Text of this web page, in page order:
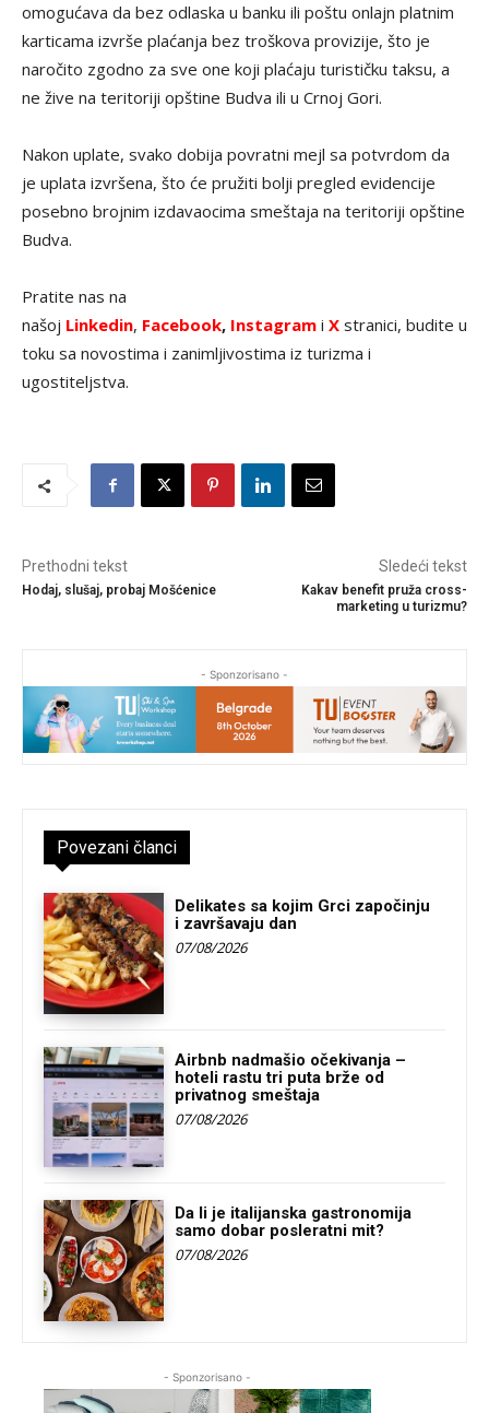
omogućava da bez odlaska u banku ili poštu onlajn platnim
karticama izvrše plaćanja bez troškova provizije, što je
naročito zgodno za sve one koji plaćaju turističku taksu, a
ne žive na teritoriji opštine Budva ili u Crnoj Gori.
Nakon uplate, svako dobija povratni mejl sa potvrdom da
je uplata izvršena, što će pružiti bolji pregled evidencije
posebno brojnim izdavaocima smeštaja na teritoriji opštine
Budva.
Pratite nas na
našoj Linkedin, Facebook, Instagram i X stranici, budite u
toku sa novostima i zanimljivostima iz turizma i
ugostiteljstva.
Prethodni tekst
Hodaj, slušaj, probaj Mošćenice
Sledeći tekst
Kakav benefit pruža cross-
marketing u turizmu?
- Sponzorisano -
Povezani članci
Delikates sa kojim Grci započinju
i završavaju dan
07/08/2026
Airbnb nadmašio očekivanja –
hoteli rastu tri puta brže od
privatnog smeštaja
07/08/2026
Da li je italijanska gastronomija
samo dobar posleratni mit?
07/08/2026
- Sponzorisano -